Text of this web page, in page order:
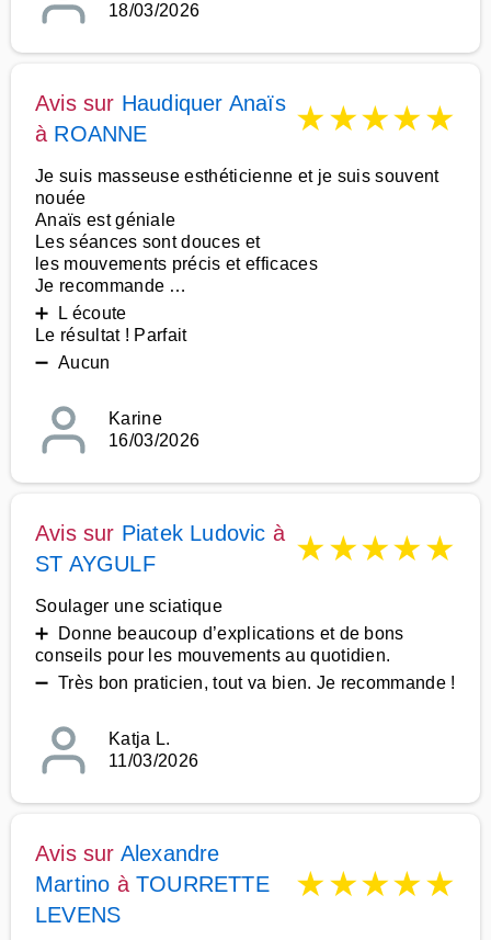
18/03/2026
Avis sur Haudiquer Anaïs
à ROANNE ★★★★★
Je suis masseuse esthéticienne et je suis souvent
nouée
Anaïs est géniale
Les séances sont douces et
les mouvements précis et efficaces
Je recommande …
➕ L écoute
Le résultat ! Parfait
➖ Aucun
Karine
16/03/2026
Avis sur Piatek Ludovic à
ST AYGULF
★★★★★
Soulager une sciatique
➕ Donne beaucoup d’explications et de bons
conseils pour les mouvements au quotidien.
➖ Très bon praticien, tout va bien. Je recommande !
Katja L.
11/03/2026
Avis sur Alexandre
Martino àTOURRETTE
LEVENS
★★★★★